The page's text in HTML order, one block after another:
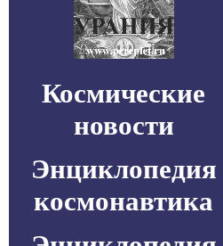
Космические
новости
Энциклопедия
космонавтика